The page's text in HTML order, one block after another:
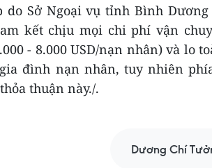
do Sở Ngoại vụ tỉnh Bình
kết chịu mọi chi phí vận
- 8.000 USD/nạn nhân) và lo
đình nạn nhân, tuy nhiên
thuận này./.
Dương Chí